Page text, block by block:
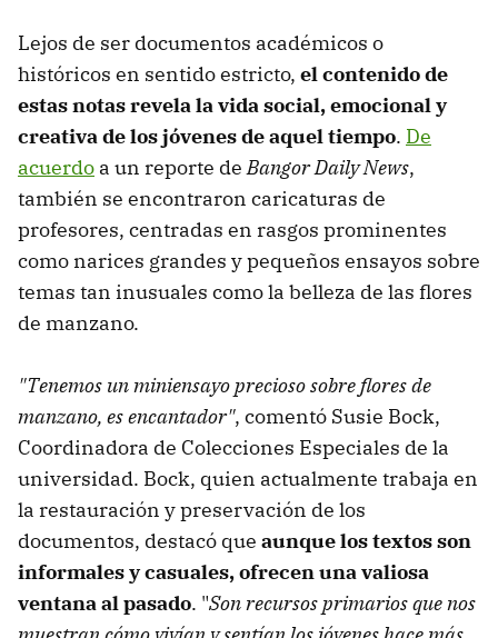
Lejos de ser documentos académicos o
históricos en sentido estricto, el contenido de
estas notas revela la vida social, emocional y
creativa de los jóvenes de aquel tiempo. De
acuerdo a un reporte deBangor Daily News,
también se encontraron caricaturas de
profesores, centradas en rasgos prominentes
como narices grandes y pequeños ensayos sobre
temas tan inusuales como la belleza de las flores
de manzano.
"Tenemos un miniensayo precioso sobre flores de
manzano, es encantador", comentó Susie Bock,
Coordinadora de Colecciones Especiales de la
universidad. Bock, quien actualmente trabaja en
la restauración y preservación de los
documentos, destacó que aunque los textos son
informales y casuales, ofrecen una valiosa
ventana al pasado. "Son recursos primarios que nos